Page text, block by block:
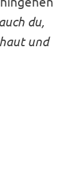
du,
und